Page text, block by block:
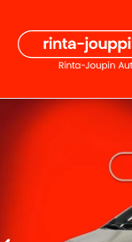
sisältöön